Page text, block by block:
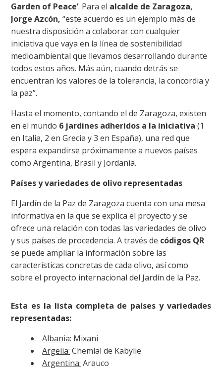
Garden of Peace’. Para el alcalde de Zaragoza,
Jorge Azcón, “este acuerdo es un ejemplo más de
nuestra disposición a colaborar con cualquier
iniciativa que vaya en la línea de sostenibilidad
medioambiental que llevamos desarrollando durante
todos estos años. Más aún, cuando detrás se
encuentran los valores de la tolerancia, la concordia y
la paz”.
Hasta el momento, contando el de Zaragoza, existen
en el mundo 6 jardines adheridos a la iniciativa (1
en Italia, 2 en Grecia y 3 en España), una red que
espera expandirse próximamente a nuevos países
como Argentina, Brasil y Jordania.
Países y variedades de olivo representadas
El Jardín de la Paz de Zaragoza cuenta con una mesa
informativa en la que se explica el proyecto y se
ofrece una relación con todas las variedades de olivo
y sus países de procedencia. A través de códigos QR
se puede ampliar la información sobre las
características concretas de cada olivo, así como
sobre el proyecto internacional del Jardín de la Paz.
Esta es la lista completa de países y variedades
representadas:
Albania: Mixani
Argelia: Chemlal de Kabylie
Argentina: Arauco